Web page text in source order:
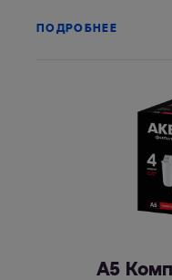
ПОДРОБНЕЕ
А5